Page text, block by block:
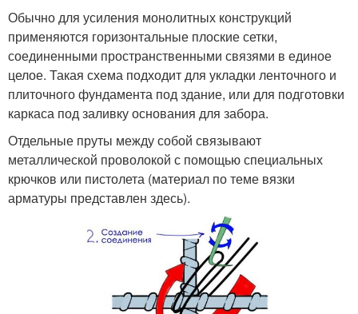
Обычно для усиления монолитных конструкций
применяются горизонтальные плоские сетки,
соединенными пространственными связями в единое
целое. Такая схема подходит для укладки ленточного и
плиточного фундамента под здание, или для подготовки
каркаса под заливку основания для забора.
Отдельные пруты между собой связывают
металлической проволокой с помощью специальных
крючков или пистолета (материал по теме вязки
арматуры представлен здесь).